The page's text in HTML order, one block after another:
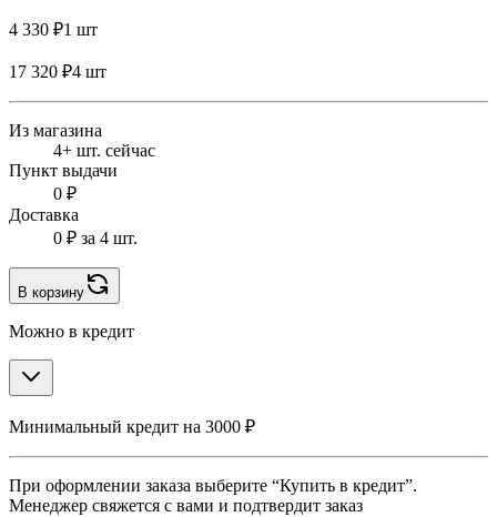
4 330 ₽1 шт
17 320 ₽4 шт
Из магазина
4+ шт. сейчас
Пункт выдачи
0 ₽
Доставка
0 ₽ за 4 шт.
В корзину
Можно в кредит
Минимальный кредит на 3000 ₽
При оформлении заказа выберите “Купить в кредит”.
Менеджер свяжется с вами и подтвердит заказ